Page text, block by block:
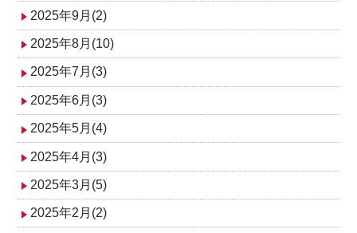
2025年9月(2)
2025年8月(10)
2025年7月(3)
2025年6月(3)
2025年5月(4)
2025年4月(3)
2025年3月(5)
2025年2月(2)